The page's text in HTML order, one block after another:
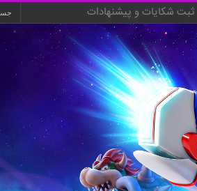
ثبت شکایات و پیشنهادات